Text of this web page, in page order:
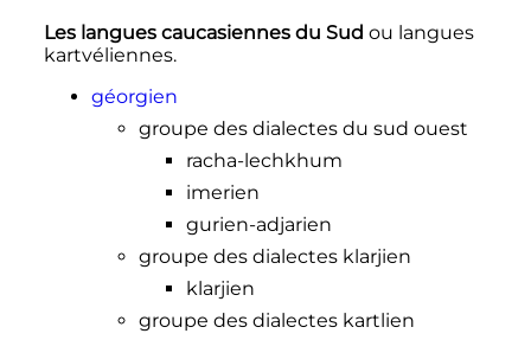
Les langues caucasiennes du Sud ou langues
kartvéliennes.
géorgien
groupe des dialectes du sud ouest
racha-lechkhum
imerien
gurien-adjarien
groupe des dialectes klarjien
klarjien
groupe des dialectes kartlien